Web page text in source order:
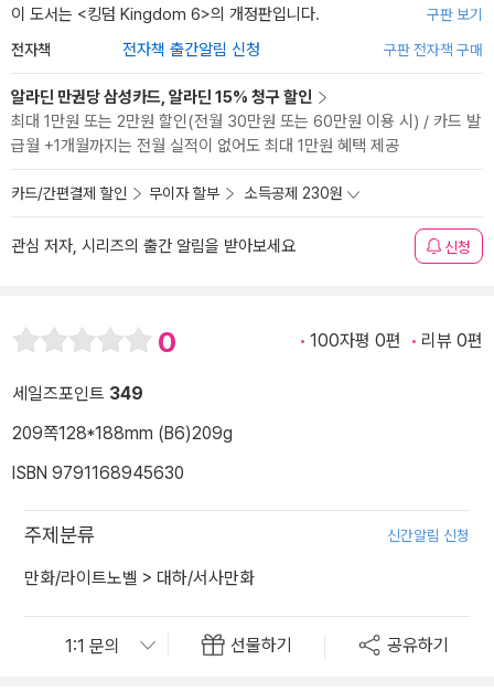
이 도서는 <킹덤 Kingdom 6>의 개정판입니다. 구판 보기
전자책 전자책 출간알림 신청 구판 전자책 구매
알라딘 만권당 삼성카드, 알라딘 15% 청구 할인
최대 1만원 또는 2만원 할인(전월 30만원 또는 60만원 이용 시) / 카드 발
급월 +1개월까지는 전월 실적이 없어도 최대 1만원 혜택 제공
카드/간편결제 할인 무이자 할부 소득공제 230원
관심 저자, 시리즈의 출간 알림을 받아보세요 신청
0 100자평 0편 리뷰 0편
세일즈포인트 349
209쪽128*188mm (B6)209g
ISBN 9791168945630
주제분류 신간알림 신청
만화/라이트노벨 > 대하/서사만화
선물하기 공유하기